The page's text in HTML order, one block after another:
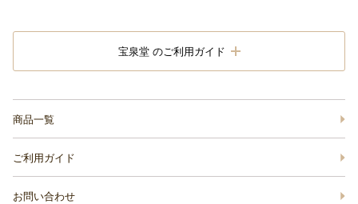
宝泉堂 のご利用ガイド
商品一覧
ご利用ガイド
お問い合わせ